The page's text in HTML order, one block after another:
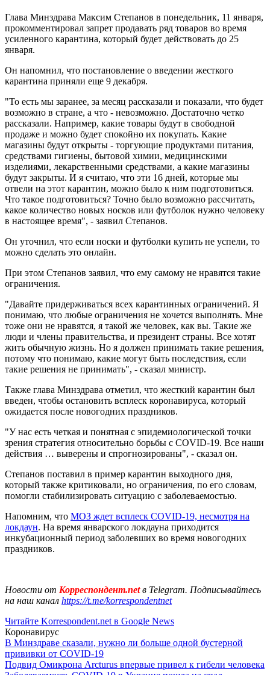
Глава Минздрава Максим Степанов в понедельник, 11 января,
прокомментировал запрет продавать ряд товаров во время
усиленного карантина, который будет действовать до 25
января.
Он напомнил, что постановление о введении жесткого
карантина приняли еще 9 декабря.
"То есть мы заранее, за месяц рассказали и показали, что будет
возможно в стране, а что - невозможно. Достаточно четко
рассказали. Например, какие товары будут в свободной
продаже и можно будет спокойно их покупать. Какие
магазины будут открыты - торгующие продуктами питания,
средствами гигиены, бытовой химии, медицинскими
изделиями, лекарственными средствами, а какие магазины
будут закрыты. И я считаю, что эти 16 дней, которые мы
отвели на этот карантин, можно было к ним подготовиться.
Что такое подготовиться? Точно было возможно рассчитать,
какое количество новых носков или футболок нужно человеку
в настоящее время", - заявил Степанов.
Он уточнил, что если носки и футболки купить не успели, то
можно сделать это онлайн.
При этом Степанов заявил, что ему самому не нравятся такие
ограничения.
"Давайте придерживаться всех карантинных ограничений. Я
понимаю, что любые ограничения не хочется выполнять. Мне
тоже они не нравятся, я такой же человек, как вы. Такие же
люди и члены правительства, и президент страны. Все хотят
жить обычную жизнь. Но я должен принимать такие решения,
потому что понимаю, какие могут быть последствия, если
такие решения не принимать", - сказал министр.
Также глава Минздрава отметил, что жесткий карантин был
введен, чтобы остановить всплеск коронавируса, который
ожидается после новогодних праздников.
"У нас есть четкая и понятная с эпидемиологической точки
зрения стратегия относительно борьбы с COVID-19. Все наши
действия … выверены и спрогнозированы", - сказал он.
Степанов поставил в пример карантин выходного дня,
который также критиковали, но ограничения, по его словам,
помогли стабилизировать ситуацию с заболеваемостью.
Напомним, что МОЗ ждет всплеск COVID-19, несмотря на
локдаун. На время январского локдауна приходится
инкубационный период заболевших во время новогодних
праздников.
Новости от Корреспондент.netв Telegram. Подписывайтесь
на наш канал https://t.me/korrespondentnet
Читайте Korrespondent.net в Google News
Коронавирус
В Минздраве сказали, нужно ли больше одной бустерной
прививки от COVID-19
Подвид Омикрона Arcturus впервые привел к гибели человека